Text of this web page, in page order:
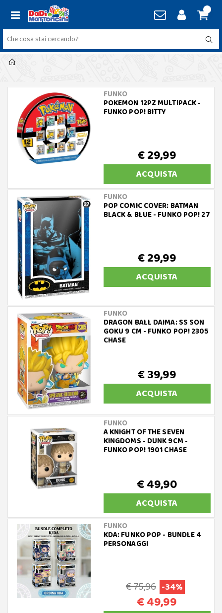
FUNKO
POKEMON 12PZ MULTIPACK -
FUNKO POP! BITTY
€ 29,99
ACQUISTA
FUNKO
POP COMIC COVER: BATMAN
BLACK & BLUE - FUNKO POP! 27
€ 29,99
ACQUISTA
FUNKO
DRAGON BALL DAIMA: SS SON
GOKU 9 CM - FUNKO POP! 2305
CHASE
€ 39,99
ACQUISTA
FUNKO
A KNIGHT OF THE SEVEN
KINGDOMS - DUNK 9CM -
FUNKO POP! 1901 CHASE
€ 49,90
ACQUISTA
FUNKO
KDA: FUNKO POP - BUNDLE 4
PERSONAGGI
€ 75,96 -34%
€ 49,99